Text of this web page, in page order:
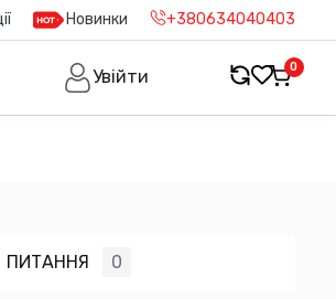
Новинки +380634040403
Увійти 0
ПИТАННЯ 0